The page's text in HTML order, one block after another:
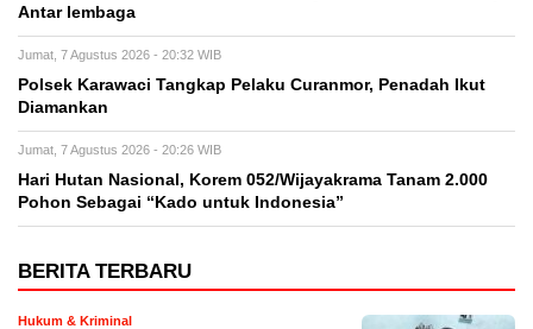
Antar lembaga
Jumat, 7 Agustus 2026 - 20:32 WIB
Polsek Karawaci Tangkap Pelaku Curanmor, Penadah Ikut
Diamankan
Jumat, 7 Agustus 2026 - 20:26 WIB
Hari Hutan Nasional, Korem 052/Wijayakrama Tanam 2.000
Pohon Sebagai “Kado untuk Indonesia”
BERITA TERBARU
Hukum & Kriminal